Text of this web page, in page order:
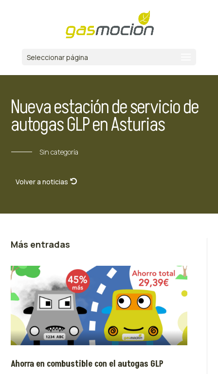
Seleccionar página
Nueva estación de servicio de
autogas GLP en Asturias
Sin categoría
Volver a noticias
Más entradas
Ahorra en combustible con el autogas GLP